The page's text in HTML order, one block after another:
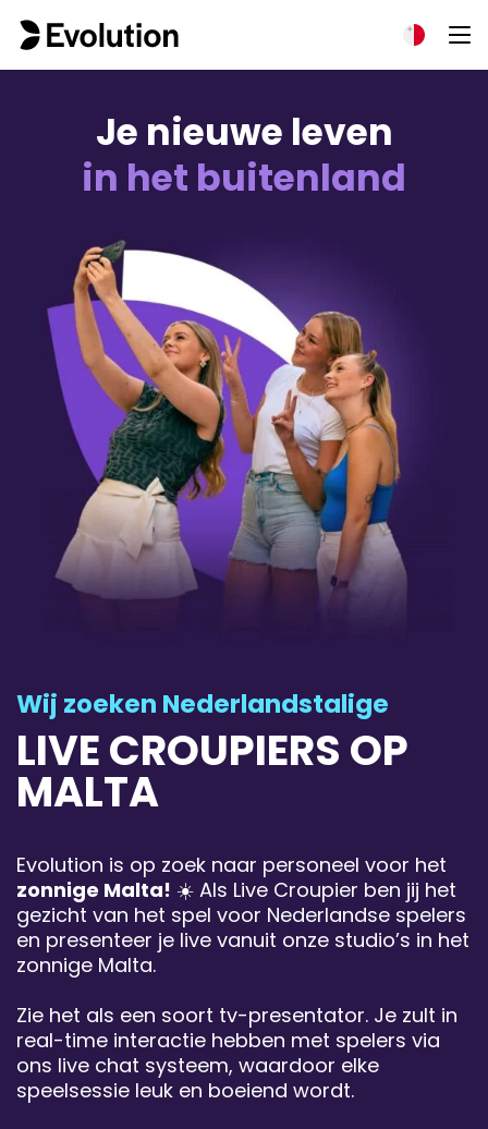
Je nieuwe leven
in het buitenland
Wij zoeken Nederlandstalige
LIVE CROUPIERS OP
MALTA
Evolution is op zoek naar personeel voor het
zonnige Malta! ☀️ Als Live Croupier ben jij het
gezicht van het spel voor Nederlandse spelers
en presenteer je live vanuit onze studio’s in het
zonnige Malta.
Zie het als een soort tv-presentator. Je zult in
real-time interactie hebben met spelers via
ons live chat systeem, waardoor elke
speelsessie leuk en boeiend wordt.